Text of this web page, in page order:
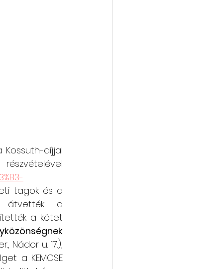
díjjal
tagok és a
átvették a
a kötet
Nádor u. 17.),
a KEMCSE